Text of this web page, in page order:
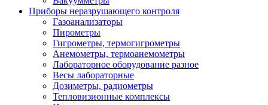
Приборы неразрушающего контроля
Газоанализаторы
Пирометры
Гигрометры, термогигрометры
Анемометры, термоанемометры
Лабораторное оборудование разное
Весы лабораторные
Дозиметры, радиометры
Тепловизионные комплексы